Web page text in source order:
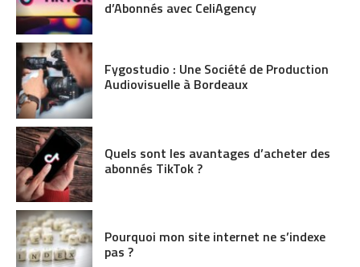
d’Abonnés avec CeliAgency
Fygostudio : Une Société de Production
Audiovisuelle à Bordeaux
Quels sont les avantages d’acheter des
abonnés TikTok ?
Pourquoi mon site internet ne s’indexe
pas ?